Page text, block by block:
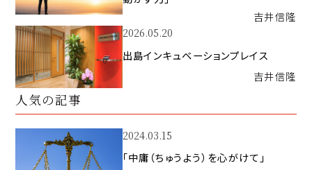
吉井信隆
2026.05.20
出島インキュベーションプレイス
吉井信隆
人気の記事
2024.03.15
「中庸（ちゅうよう）を心がけて」